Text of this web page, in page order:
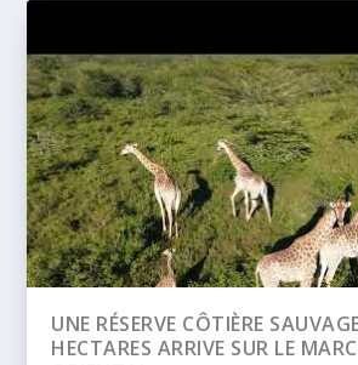
BANQUE AFRICAINE DE
(BAD) – ASSEMBLÉE